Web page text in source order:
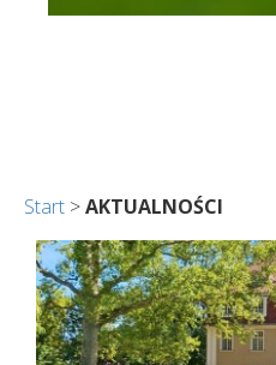
Start >AKTUALNOŚCI